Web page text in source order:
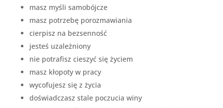
masz myśli samobójcze
masz potrzebę porozmawiania
cierpisz na bezsenność
jesteś uzależniony
nie potrafisz cieszyć się życiem
masz kłopoty w pracy
wycofujesz się z życia
doświadczasz stale poczucia winy